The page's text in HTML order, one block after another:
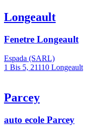
Longeault
Fenetre Longeault
Espada (SARL)
1 Bis 5, 21110 Longeault
Parcey
auto ecole Parcey